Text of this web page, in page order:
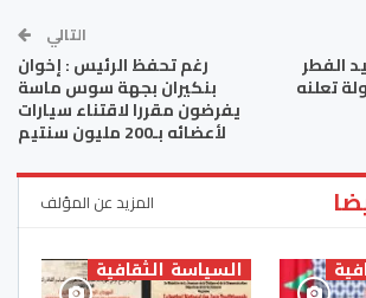
الفطر
الثلاثاء و15 دولة تعلنه
التالي
رغم تحفظ الرئيس : إخوان
بنكيران بجهة سوس ماسة
يفرضون مقررا لاقتناء سيارات
لأعضائه بـ200 مليون سنتيم
المزيد عن المؤلف
السياسة الثقافية